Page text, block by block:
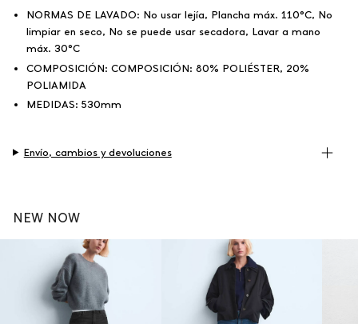
NORMAS DE LAVADO: No usar lejía, Plancha máx. 110°C, No
limpiar en seco, No se puede usar secadora, Lavar a mano
máx. 30°C
COMPOSICIÓN: COMPOSICIÓN: 80% POLIÉSTER, 20%
POLIAMIDA
MEDIDAS: 530mm
Envío, cambios y devoluciones
NEW NOW